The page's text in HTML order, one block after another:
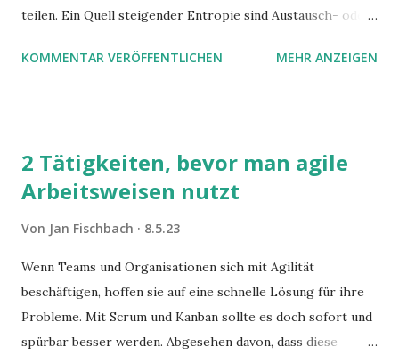
teilen. Ein Quell steigender Entropie sind Austausch- oder
auf. Aber ich finde sie eigentlich gut.
KOMMENTAR VERÖFFENTLICHEN MEHR ANZEIGEN
2 Tätigkeiten, bevor man agile
Arbeitsweisen nutzt
Von Jan Fischbach 8.5.23
Wenn Teams und Organisationen sich mit Agilität
beschäftigen, hoffen sie auf eine schnelle Lösung für ihre
Probleme. Mit Scrum und Kanban sollte es doch sofort und
spürbar besser werden. Abgesehen davon, dass diese